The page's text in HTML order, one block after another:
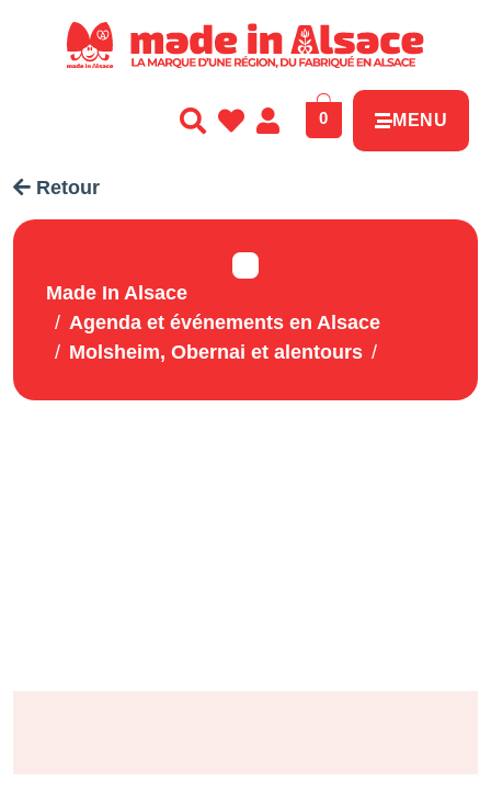
0 MENU
Retour
Made In Alsace
Agenda et événements en Alsace
Molsheim, Obernai et alentours